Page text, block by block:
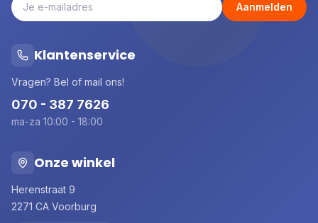
Aanmelden
Klantenservice
Vragen? Bel of mail ons!
070 - 387 7626
ma-za 10:00 - 18:00
Onze winkel
Herenstraat 9
2271 CA Voorburg